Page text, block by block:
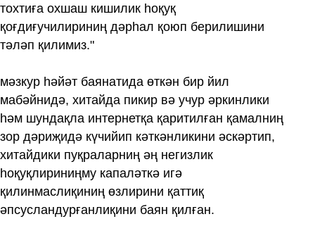
тохтиға охшаш кишилик һоқуқ
қоғдиғучилириниң дәрһал қоюп берилишини
тәләп қилимиз."
мәзкур һәйәт баянатида өткән бир йил
мабәйнидә, хитайда пикир вә учур әркинлики
һәм шундақла интернетқа қаритилған қамалниң
зор дәриҗидә күчийип кәткәнликини әскәртип,
хитайдики пуқраларниң әң негизлик
һоқуқлириниңму капаләткә игә
қилинмаслиқиниң өзлирини қаттиқ
әпсусландурғанлиқини баян қилған.